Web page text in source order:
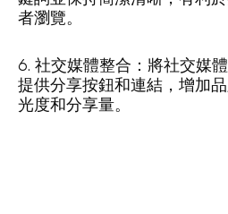
者瀏覽。
6. 社交媒體整合：將社交媒
提供分享按鈕和連結，增加
光度和分享量。